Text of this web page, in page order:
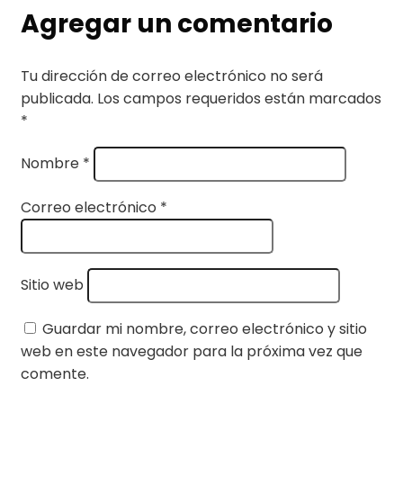
Agregar un comentario
Tu dirección de correo electrónico no será
publicada. Los campos requeridos están marcados
*
Nombre *
Correo electrónico *
Sitio web
Guardar mi nombre, correo electrónico y sitio
web en este navegador para la próxima vez que
comente.